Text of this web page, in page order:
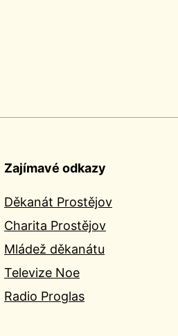
Zajímavé odkazy
Děkanát Prostějov
Charita Prostějov
Mládež děkanátu
Televize Noe
Radio Proglas